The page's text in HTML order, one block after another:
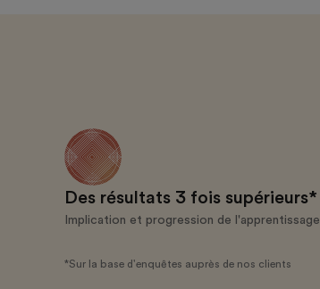
Des résultats 3 fois supérieurs*
Implication et progression de l'apprentissage
*Sur la base d'enquêtes auprès de nos clients